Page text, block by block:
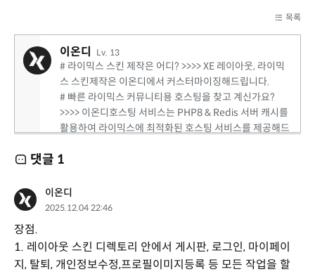
목록
이온디 Lv. 13
# 라이믹스 스킨 제작은 어디? >>>> XE 레이아웃, 라이믹
스 스킨제작은 이온디에서 커스터마이징해드립니다.
# 빠른 라이믹스 커뮤니티용 호스팅을 찾고 계신가요?
>>>> 이온디호스팅 서비스는 PHP8 & Redis 서버 캐시를
활용하여 라이믹스에 최적화된 호스팅 서비스를 제공해드
구축해드립니다.)
댓글 1
이온디
2025.12.04 22:46
장점.
1. 레이아웃 스킨 디렉토리 안에서 게시판, 로그인, 마이페이
지, 탈퇴, 개인정보수정,프로필이미지등록 등 모든 작업을 할